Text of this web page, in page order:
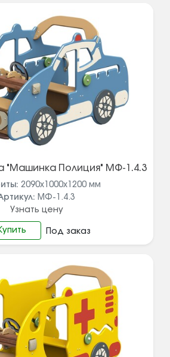
"Машинка Полиция" МФ-1.4.3
2090х1000х1200 мм
МФ-1.4.3
Узнать цену
Под заказ